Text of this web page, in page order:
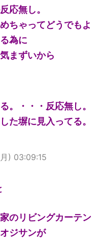
応無し。
ちゃってどうでもよ
為に
まずいから
。・・・反応無し。
た塀に見入ってる。
) 03:09:15
のリビングカーテン
ジサンが